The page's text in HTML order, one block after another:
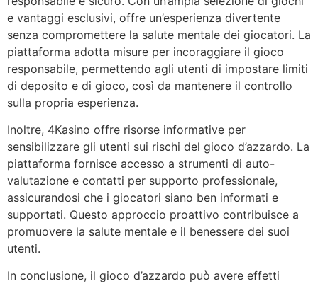
e vantaggi esclusivi, offre un’esperienza divertente
senza compromettere la salute mentale dei giocatori. La
piattaforma adotta misure per incoraggiare il gioco
responsabile, permettendo agli utenti di impostare limiti
di deposito e di gioco, così da mantenere il controllo
sulla propria esperienza.
Inoltre, 4Kasino offre risorse informative per
sensibilizzare gli utenti sui rischi del gioco d’azzardo. La
piattaforma fornisce accesso a strumenti di auto-
valutazione e contatti per supporto professionale,
assicurandosi che i giocatori siano ben informati e
supportati. Questo approccio proattivo contribuisce a
promuovere la salute mentale e il benessere dei suoi
utenti.
In conclusione, il gioco d’azzardo può avere effetti